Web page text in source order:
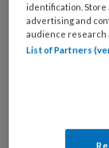
van
uw profiel in
identification. Store
advertising and
audience research
List of Partners